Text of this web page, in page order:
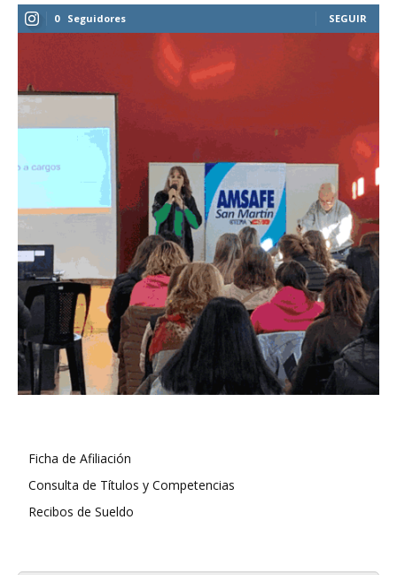
0 Seguidores SEGUIR
Ficha de Afiliación
Consulta de Títulos y Competencias
Recibos de Sueldo